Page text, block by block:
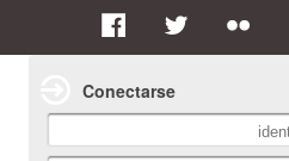
Conectarse